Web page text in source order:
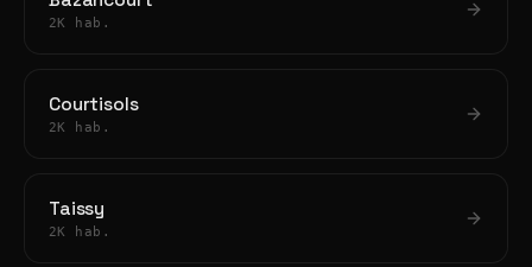
2K hab.
Courtisols
2K hab.
Taissy
2K hab.